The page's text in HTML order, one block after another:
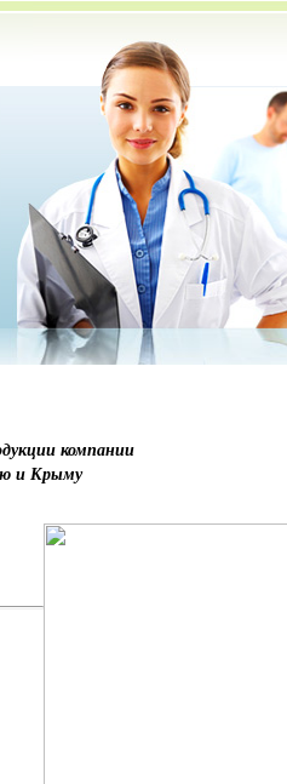
компании
и Крыму